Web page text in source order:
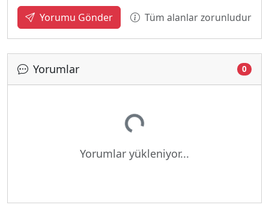
Yorumu Gönder Tüm alanlar zorunludur
Yorumlar 0
Yükleniyor...
Yorumlar yükleniyor...